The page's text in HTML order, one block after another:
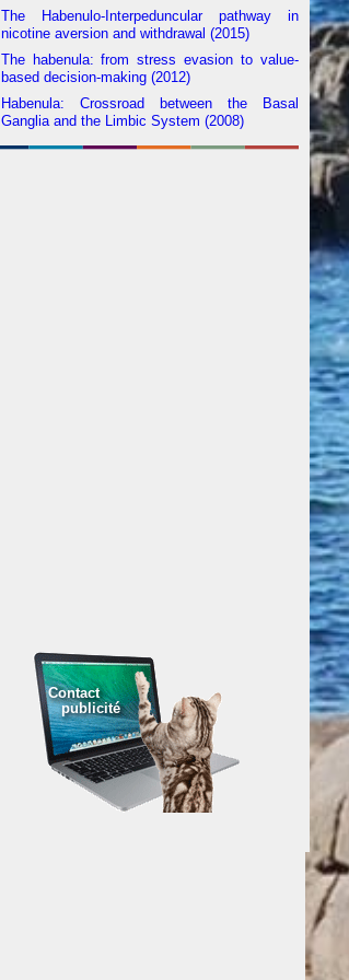
The Habenulo-Interpeduncular pathway in
nicotine aversion and withdrawal (2015)
The habenula: from stress evasion to value-
based decision-making (2012)
Habenula: Crossroad between the Basal
Ganglia and the Limbic System (2008)
Contact
publicité